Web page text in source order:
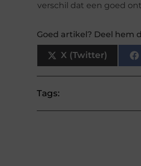
verschil dat een goed
Goed artikel? Deel hem
X (Twitter)
Tags: